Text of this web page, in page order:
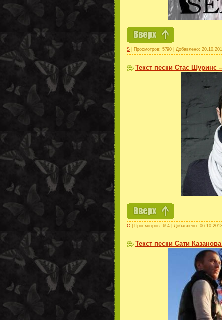
S | Просмотров: 5790 | Добавлено:
Текст песни Стас Шуринс
С | Просмотров: 694 | Добавлено: 06.10.2013
Текст песни Сати